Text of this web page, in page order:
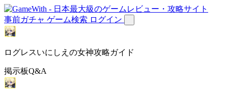
事前ガチャ ゲーム検索 ログイン
ログレスいにしえの女神攻略ガイド
掲示板Q&A